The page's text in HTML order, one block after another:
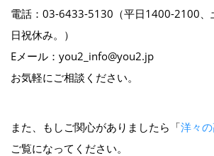
電話：03-6433-5130（平日1400-2100
日祝休み。）
Eメール：you2_info@you2.jp
お気軽にご相談ください。
また、もしご関心がありましたら「洋々
ご覧になってください。